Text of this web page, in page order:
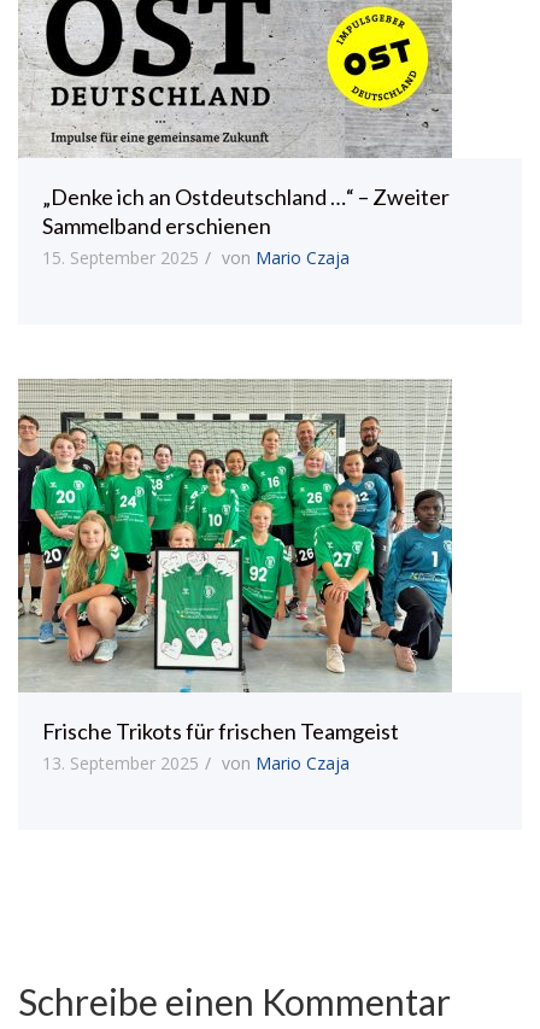
„Denke ich an Ostdeutschland …“ – Zweiter
Sammelband erschienen
15. September 2025 von Mario Czaja
Frische Trikots für frischen Teamgeist
13. September 2025 von Mario Czaja
Schreibe einen Kommentar